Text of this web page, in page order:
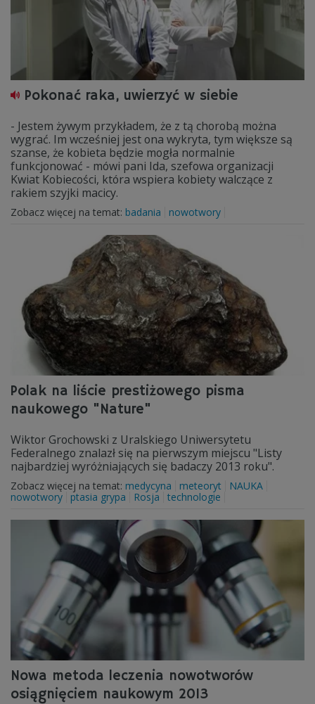
Pokonać raka, uwierzyć w siebie
- Jestem żywym przykładem, że z tą chorobą można
wygrać. Im wcześniej jest ona wykryta, tym większe są
szanse, że kobieta będzie mogła normalnie
funkcjonować - mówi pani Ida, szefowa organizacji
Kwiat Kobiecości, która wspiera kobiety walczące z
rakiem szyjki macicy.
Zobacz więcej na temat: badania nowotwory
Polak na liście prestiżowego pisma
naukowego "Nature"
Wiktor Grochowski z Uralskiego Uniwersytetu
Federalnego znalazł się na pierwszym miejscu "Listy
najbardziej wyróżniających się badaczy 2013 roku".
Zobacz więcej na temat: medycyna meteoryt
NAUKA
nowotwory
ptasia grypa Rosja technologie
Nowa metoda leczenia nowotworów
osiągnięciem naukowym 2013